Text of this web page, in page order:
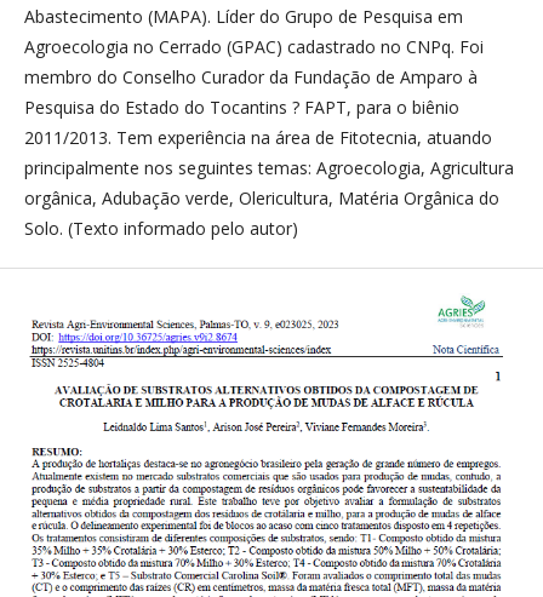
Abastecimento (MAPA). Líder do Grupo de Pesquisa em
Agroecologia no Cerrado (GPAC) cadastrado no CNPq. Foi
membro do Conselho Curador da Fundação de Amparo à
Pesquisa do Estado do Tocantins ? FAPT, para o biênio
2011/2013. Tem experiência na área de Fitotecnia, atuando
principalmente nos seguintes temas: Agroecologia, Agricultura
orgânica, Adubação verde, Olericultura, Matéria Orgânica do
Solo. (Texto informado pelo autor)